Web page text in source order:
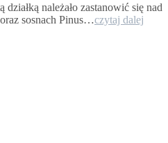
należało zastanowić się nad
sosnach Pinus…czytaj dalej